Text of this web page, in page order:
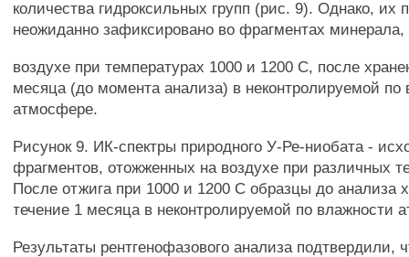
количества гидроксильных групп (рис. 9). Однако, их
неожиданно зафиксировано во фрагментах
воздухе при температурах 1000 и 1200 С, после
месяца (до момента анализа) в неконтролируемой по
атмосфере.
Рисунок 9. ИК-спектры природного У-Ре-ниобата -
фрагментов, отожженных на воздухе при различных
После отжига при 1000 и 1200 С образцы до анализа
течение 1 месяца в неконтролируемой по влажности
Результаты рентгенофазового анализа подтвердили,